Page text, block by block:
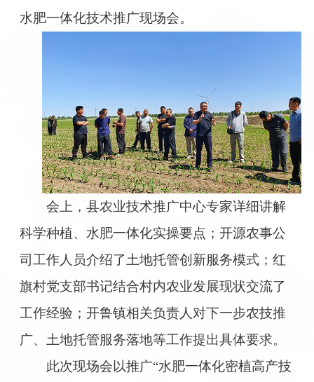
水肥一体化技术推广现场会。
会上，县农业技术推广中心专家详细讲解
科学种植、水肥一体化实操要点；开源农事公
司工作人员介绍了土地托管创新服务模式；红
旗村党支部书记结合村内农业发展现状交流了
工作经验；开鲁镇相关负责人对下一步农技推
广、土地托管服务落地等工作提出具体要求。
此次现场会以推广“水肥一体化密植高产技